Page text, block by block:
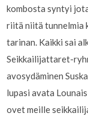
kombosta syntyi
riitä niitä tunnelmia
tarinan. Kaikki sai
Seikkailijattaret-
avosydäminen
lupasi avata
ovet meille